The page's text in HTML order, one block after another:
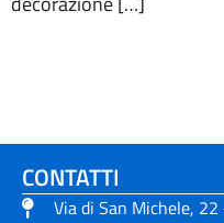
CONTATTI
Via di San Michele,